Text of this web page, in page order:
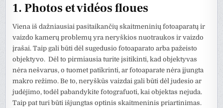
1. Photos et vidéos floues
Viena iš dažniausiai pasitaikančių skaitmeninių fotoaparatų ir
vaizdo kamerų problemų yra neryškios nuotraukos ir vaizdo
įrašai. Taip gali būti dėl sugedusio fotoaparato arba pažeisto
objektyvo. Dėl to pirmiausia turite įsitikinti, kad objektyvas
nėra nešvarus, o tuomet patikrinti, ar fotoaparate nėra įjungta
makro režimo. Be to, neryškūs vaizdai gali būti dėl judesio ar
judėjimo, todėl pabandykite fotografuoti, kai objektas nejuda.
Taip pat turi būti išjungtas optinis skaitmeninis priartinimas.